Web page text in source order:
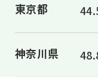
東京都
神奈川県